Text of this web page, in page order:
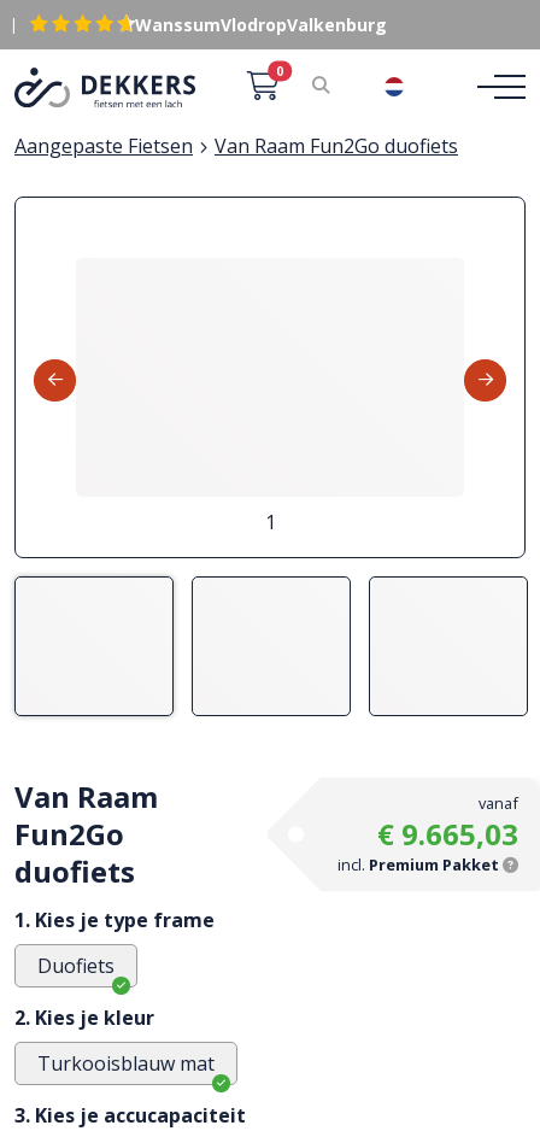
| WanssumVlodropValkenburg
0
Aangepaste Fietsen Van Raam Fun2Go duofiets
1
Van Raam
Fun2Go
duofiets
vanaf
€ 9.665,03
incl. Premium Pakket
1. Kies je type frame
Duofiets
2. Kies je kleur
Turkooisblauw mat
3. Kies je accucapaciteit